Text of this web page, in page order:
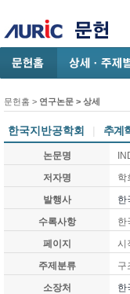
문헌홈 > 연구논문 > 상세
한국지반공학회 | 추계
논문명
저자명
학
발행사
한
수록사항
한
페이지
시
주제분류
구
소장처
한